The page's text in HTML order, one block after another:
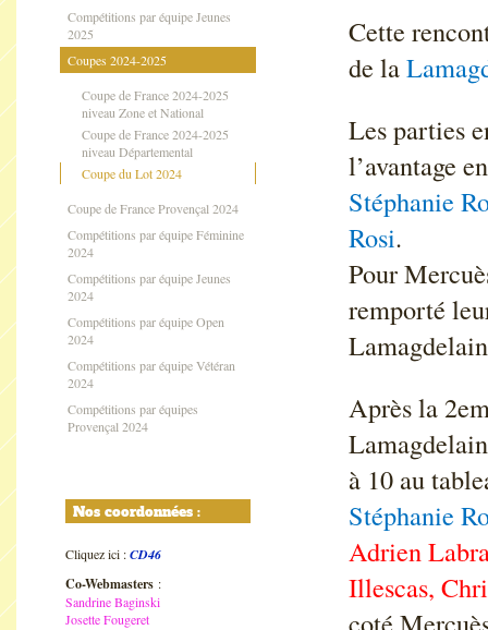
Compétitions par équipe Jeunes
2025
Coupes 2024-2025
Coupe de France 2024-2025
niveau Zone et National
Coupe de France 2024-2025
niveau Départemental
Coupe du Lot 2024
Coupe de France Provençal 2024
Compétitions par équipe Féminine
2024
Compétitions par équipe Jeunes
2024
Compétitions par équipe Open
2024
Compétitions par équipe Vétéran
2024
Compétitions par équipes
Provençal 2024
Nos coordonnées :
Cliquez ici :CD46
Co-Webmasters :
Sandrine Baginski
Josette Fougeret
Cette
de la
Les parties
l’avantage
Stéphanie
Rosi.
Pour
remporté
Après la
à 10 au
Stéphanie
Adrien
Illescas,